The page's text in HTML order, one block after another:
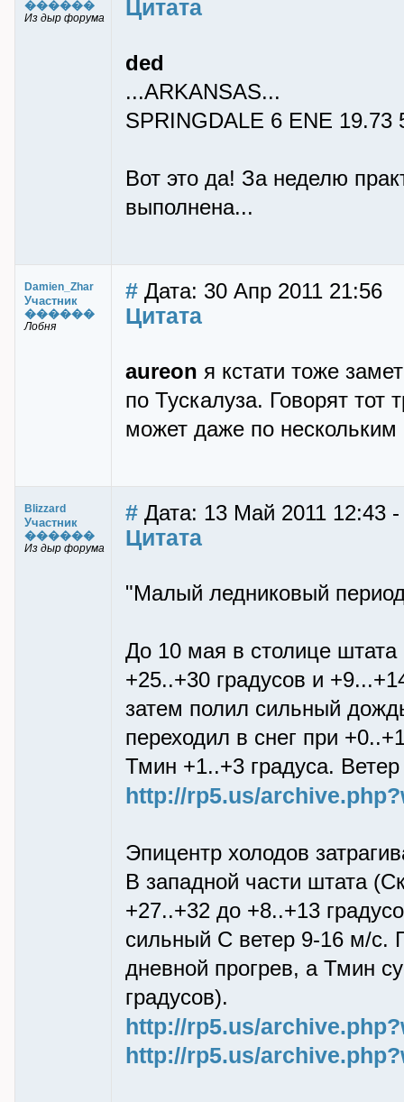
������
Из дыр форума Цитата
ded
...ARKANSAS...
SPRINGDALE 6 ENE
Вот это да! За неделю
выполнена...
Damien_Zhar
Участник
������
Лобня
# Дата: 30 Апр 2011 21:56
Цитата
aureon я кстати тоже
по Тускалуза. Говорят
может даже по
Blizzard
Участник
������
Из дыр форума
# Дата: 13 Май 2011 12:43
Цитата
"Малый ледниковый
До 10 мая в столице штата
+25..+30 градусов и
затем полил сильный
переходил в снег при
Тмин +1..+3 градуса.
http://rp5.us/
Эпицентр холодов
В западной части штата
+27..+32 до +8..+13
сильный С ветер 9-16 м/с.
дневной прогрев, а Тмин
градусов).
http://rp5.us/
http://rp5.us/